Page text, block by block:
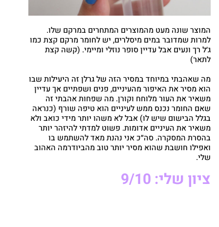
המוצר שונה מעט מהמוצרים המתחרים במרקם שלו.
למרות שמדובר במים מיסלרים, יש לחומר מרקם קצת כמו
ג׳ל רך ונעים אבל עדיין סופר נוזלי ומיימי. (קשה קצת
לתאר)
מה שאהבתי במיוחד במסיר הזה של גרלן זה היעילות שבו
הוא מסיר את האיפור מהעיניים, פנים ושפתיים אך עדיין
משאיר את העור מלוחח וקורן. מה שפחות אהבתי זה
שאם החומר נכנס ממש לעיניים הוא טיפה שורף (כנראה
בגלל הבישום שיש לו) אבל לא משהו יותר מידי כואב ולא
משאיר את העיניים אדומות. פשוט למדתי להיזהר יותר
בהסרת המסקרה. סה״כ אני נהנת מאד להשתמש בו
ואפילו חושבת שהוא מסיר יותר טוב מהביודרמה האהוב
שלי.
ציון שלי: 9/10